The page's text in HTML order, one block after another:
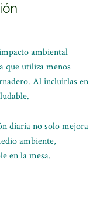
ambiental
que utiliza menos
Al incluirlas en
diaria no solo mejora
ambiente,
en la mesa.